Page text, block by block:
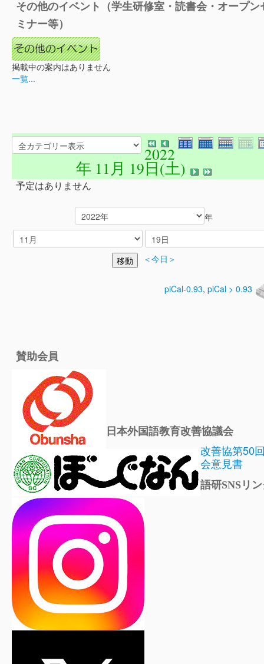
その他のイベント（学生研修室・読書会・オープン
ミナー等）
掲載中の案内はありません
一覧...
2022
年 11月 19日(土)
予定はありません
年
＜今日＞
piCal-0.93, piCal > 0.93
賛助会員
日本外国語教育改善協議会
改善協第50
会意見書
語研SNSリ